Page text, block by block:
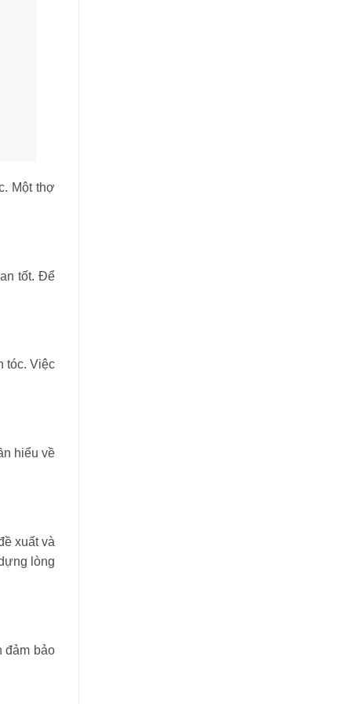
Một thợ
tốt. Để
tóc. Việc
hiểu về
xuất và
lòng
đảm bảo